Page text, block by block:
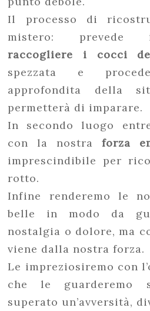
Il processo di
mistero: prevede
raccogliere i cocci
spezzata e
approfondita della
permetterà di imparare.
In secondo luogo
con la nostra forza
imprescindibile per
rotto.
Infine renderemo le
belle in modo da
nostalgia o dolore, ma
viene dalla nostra forza.
Le impreziosiremo con
che le guarderemo
superato un’avversità,